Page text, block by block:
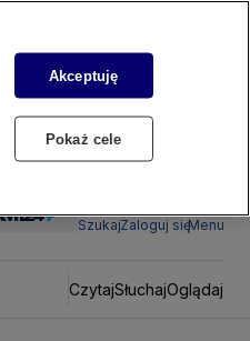
SzukajZaloguj sięMenu
CzytajSłuchajOglądaj
Akceptuję
Pokaż cele